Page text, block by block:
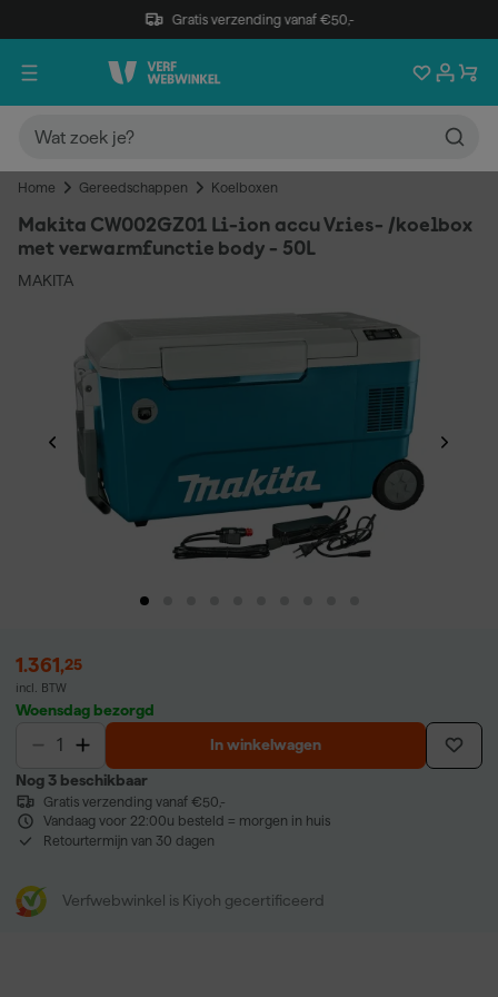
Gratis verzending vanaf €50,-
Home Gereedschappen Koelboxen
Makita CW002GZ01 Li-ion accu Vries- /koelbox
met verwarmfunctie body - 50L
MAKITA
1.361,25
incl. BTW
Woensdag bezorgd
In winkelwagen
Nog 3 beschikbaar
Gratis verzending vanaf €50,-
Vandaag voor 22:00u besteld = morgen in huis
Retourtermijn van 30 dagen
Verfwebwinkel is Kiyoh gecertificeerd